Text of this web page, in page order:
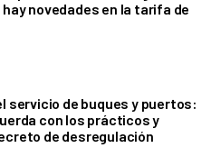
novedades en la tarifa de
servicio de buques y puertos:
con los prácticos y
de desregulación